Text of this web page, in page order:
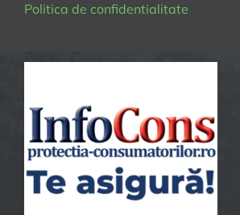
Politica de confidentialitate